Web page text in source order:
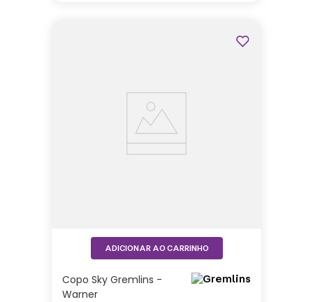
Copo Sky Gremlins -
Warner
ADICIONAR AO CARRINHO